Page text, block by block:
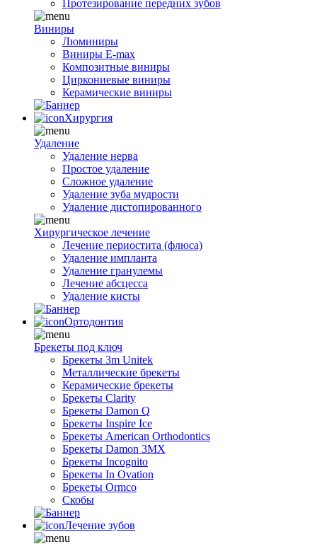
Протезирование передних зубов
Виниры
Люминиры
Виниры E-max
Композитные виниры
Циркониевые виниры
Керамические виниры
Хирургия
Удаление
Удаление нерва
Простое удаление
Сложное удаление
Удаление зуба мудрости
Удаление дистопированного
Хирургическое лечение
Лечение периостита (флюса)
Удаление импланта
Удаление гранулемы
Лечение абсцесса
Удаление кисты
Ортодонтия
Брекеты под ключ
Брекеты 3m Unitek
Металлические брекеты
Керамические брекеты
Брекеты Clarity
Брекеты Damon Q
Брекеты Inspire Ice
Брекеты American Orthodontics
Брекеты Damon 3MX
Брекеты Incognito
Брекеты In Ovation
Брекеты Ormco
Скобы
Лечение зубов